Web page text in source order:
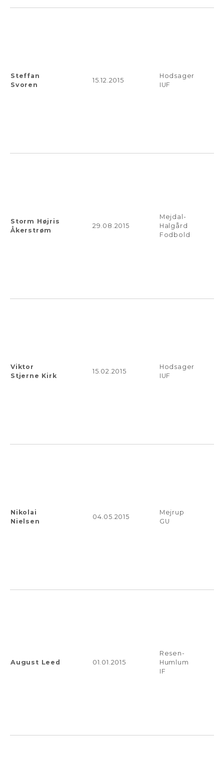
Steffan
Svoren
15.12.2015
Hodsager
IUF
Storm Højris
Åkerstrøm
29.08.2015
Mejdal-
Halgård
Fodbold
Viktor
Stjerne Kirk
15.02.2015
Hodsager
IUF
Nikolai
Nielsen
04.05.2015
Mejrup
GU
August Leed 01.01.2015
Resen-
Humlum
IF